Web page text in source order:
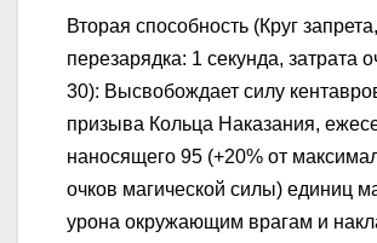
Вторая способность (Круг запрета,
перезарядка: 1 секунда, затрата
30): Высвобождает силу
призыва Кольца Наказания,
наносящего 95 (+20% от
очков магической силы) единиц
урона окружающим врагам и